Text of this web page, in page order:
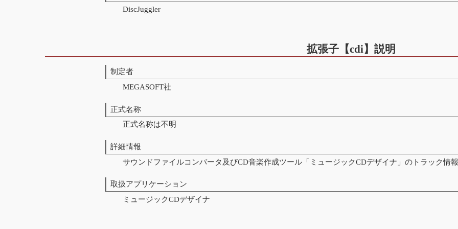
DiscJuggler
拡張子【cdi】説明
制定者
MEGASOFT社
正式名称
正式名称は不明
詳細情報
サウンドファイルコンバータ及びCD音楽作成ツール「ミュージックCDデザイナ」のトラック情報
取扱アプリケーション
ミュージックCDデザイナ